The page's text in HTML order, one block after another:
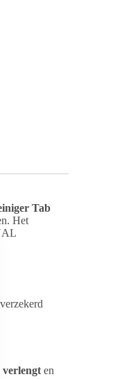
Tab
Het
verlengt en